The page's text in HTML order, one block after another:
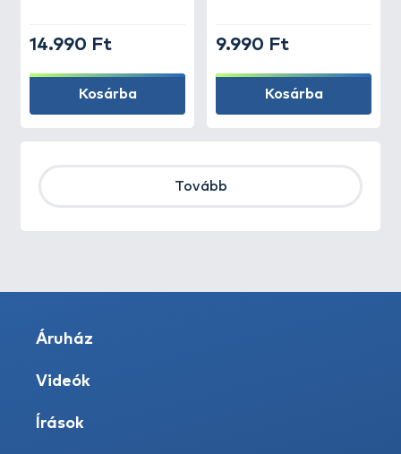
14.990 Ft
Kosárba
9.990 Ft
Kosárba
Tovább
Áruház
Videók
Írások